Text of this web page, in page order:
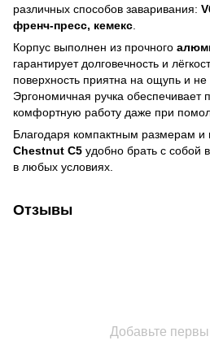
различных способов заваривания:
френч-пресс, кемекс
Корпус выполнен из прочного
гарантирует долговечность и
поверхность приятна на ощупь и не
Эргономичная ручка обеспечивает
комфортную работу даже при
Благодаря компактным размерам и
Chestnut C5 удобно брать с собой
в любых условиях.
Отзывы
Добавьте